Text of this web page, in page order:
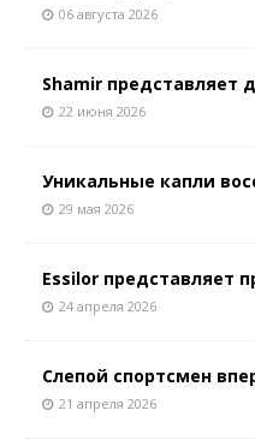
06 августа 2026
Shamir представляет
22 июня 2026
Уникальные капли
29 мая 2026
Essilor представляет
24 апреля 2026
Слепой спортсмен
21 апреля 2026